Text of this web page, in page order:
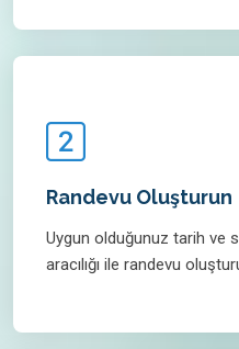
Randevu Oluşturun
Uygun olduğunuz tarih ve
aracılığı ile randevu